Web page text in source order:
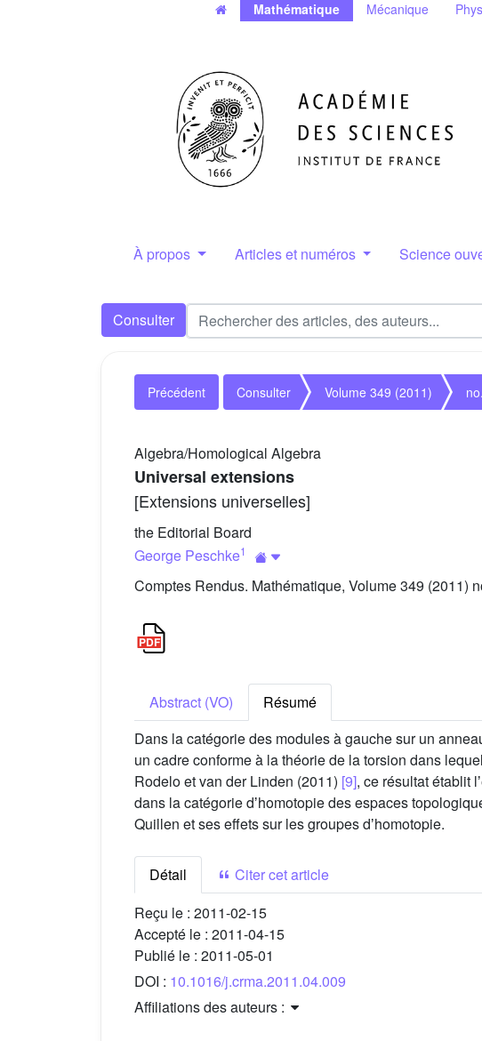
Mathématique Mécanique
À propos Articles et numéros Science
Consulter
Précédent Consulter Volume 349 (2011)
Algebra/Homological Algebra
Universal extensions
[Extensions universelles]
the Editorial Board
George Peschke1
Comptes Rendus. Mathématique, Volume 349 (2011)
Abstract (VO)
Résumé
Dans la catégorie des modules à gauche sur un
un cadre conforme à la théorie de la torsion dans
Rodelo et van der Linden (2011) [9], ce résultat établit
dans la catégorie dʼhomotopie des espaces
Quillen et ses effets sur les groupes dʼhomotopie.
Détail
Citer cet article
Reçu le : 2011-02-15
Accepté le : 2011-04-15
Publié le : 2011-05-01
DOI : 10.1016/j.crma.2011.04.009
Affiliations des auteurs :